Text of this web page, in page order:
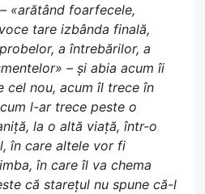
«arătând foarfecele,
tare izbânda finală,
a întrebărilor, a
– și abia acum îi
cel nou, acum îl trece în
l-ar trece peste o
la o altă viață, într-o
în care altele vor fi
în care îl va chema
că starețul nu spune că-l